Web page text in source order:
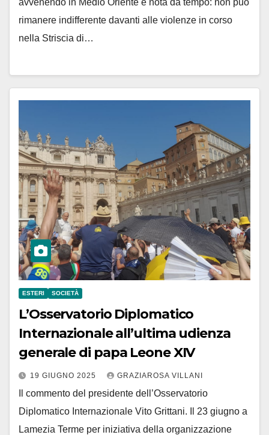
avvenendo in Medio Oriente è nota da tempo: non può
rimanere indifferente davanti alle violenze in corso
nella Striscia di…
ESTERI SOCIETÀ
L’Osservatorio Diplomatico
Internazionale all’ultima udienza
generale di papa Leone XIV
19 GIUGNO 2025 GRAZIAROSA VILLANI
Il commento del presidente dell’Osservatorio
Diplomatico Internazionale Vito Grittani. Il 23 giugno a
Lamezia Terme per iniziativa della organizzazione